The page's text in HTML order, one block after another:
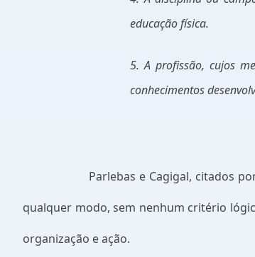
educação física.
5. A profissão, cujos
conhecimentos
Parlebas e Cagigal, citados
qualquer modo, sem nenhum critério
organização e ação.